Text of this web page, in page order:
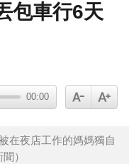
包車行6天
00:00
在夜店工作的媽媽獨自
）